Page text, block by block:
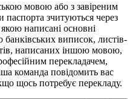
мовою або з завіреним
паспорта зчитуються через
написані основні
виписок, листів-
написаних іншою мовою,
перекладачем,
команда повідомить вас
щось потребує перекладу.